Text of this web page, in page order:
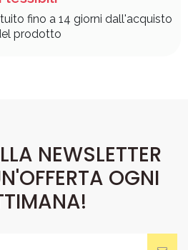
fino a 14 giorni dall'acquisto
prodotto
NEWSLETTER
OGNI